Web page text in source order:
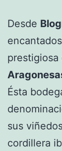
Desde
prestigiosa
Ésta
sus
cordillera